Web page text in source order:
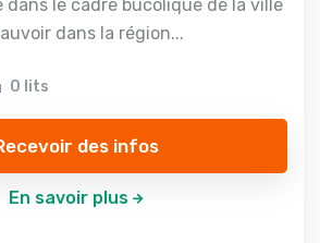
dans le cadre bucolique de la ville
dans la région...
0 lits
des infos
En savoir plus